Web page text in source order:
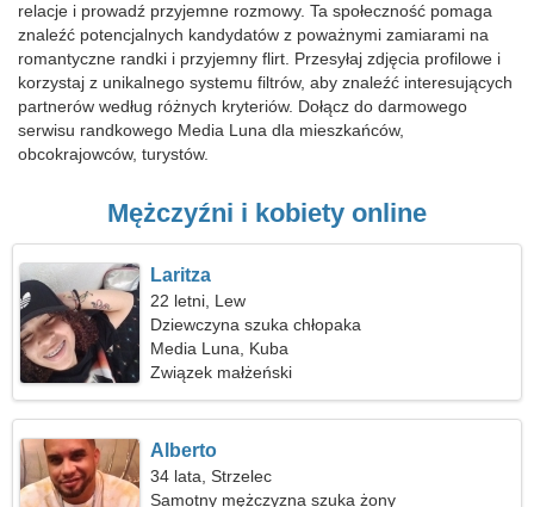
relacje i prowadź przyjemne rozmowy. Ta społeczność pomaga
znaleźć potencjalnych kandydatów z poważnymi zamiarami na
romantyczne randki i przyjemny flirt. Przesyłaj zdjęcia profilowe i
korzystaj z unikalnego systemu filtrów, aby znaleźć interesujących
partnerów według różnych kryteriów. Dołącz do darmowego
serwisu randkowego Media Luna dla mieszkańców,
obcokrajowców, turystów.
Mężczyźni i kobiety online
Laritza
22 letni, Lew
Dziewczyna szuka chłopaka
Media Luna, Kuba
Związek małżeński
Alberto
34 lata, Strzelec
Samotny mężczyzna szuka żony